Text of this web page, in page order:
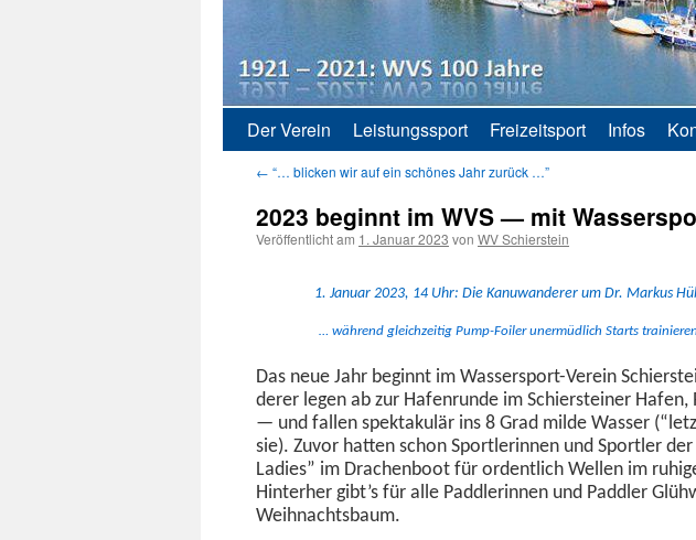
Zum
Inhalt
springen
Der Verein Leistungssport Freizeitsport Infos
← “… blicken wir auf ein schönes Jahr zurück …”
2023 beginnt im WVS — mit
Veröffentlicht am 1. Januar 2023 von WV Schierstein
1. Jan­u­ar 2023, 14 Uhr: Die Kanuwan­der­er um Dr. Markus
… während gle­ichzeit­ig Pump-Foil­er uner­müdlich Starts
Das neue Jahr begin­nt im Wasser­sport-Vere­in
der­er leg­en ab zur Hafen­runde im Schier­stein­er
— und fall­en spek­takulär ins 8 Grad milde Wass­er
sie). Zuvor hat­ten schon Sport­lerin­nen und Sportler
Ladies” im Drachen­boot für ordentlich Wellen im
Hin­ter­her gibt’s für alle Pad­dlerin­nen und Pad­dler
Weihnachtsbaum.